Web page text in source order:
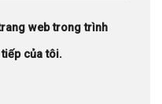
web trong trình
của tôi.